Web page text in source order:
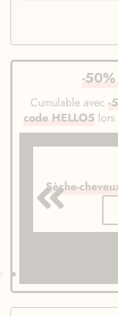
-
Cumulable avec -
code HELLO5
Sèche-